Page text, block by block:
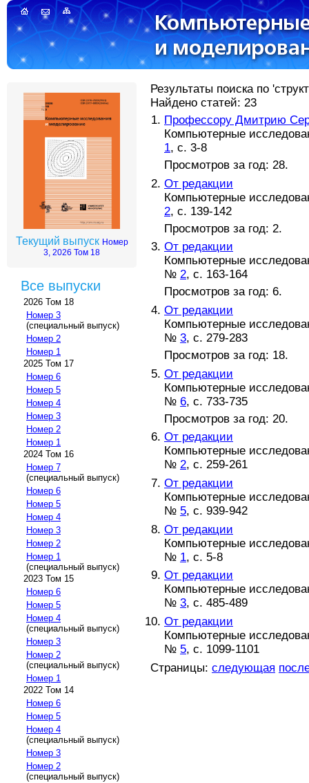
Текущий выпуск Номер
3, 2026 Том 18
Все выпуски
2026 Том 18
Номер 3
(специальный выпуск)
Номер 2
Номер 1
2025 Том 17
Номер 6
Номер 5
Номер 4
Номер 3
Номер 2
Номер 1
2024 Том 16
Номер 7
(специальный выпуск)
Номер 6
Номер 5
Номер 4
Номер 3
Номер 2
Номер 1
(специальный выпуск)
2023 Том 15
Номер 6
Номер 5
Номер 4
(специальный выпуск)
Номер 3
Номер 2
(специальный выпуск)
Номер 1
2022 Том 14
Номер 6
Номер 5
Номер 4
(специальный выпуск)
Номер 3
Номер 2
(специальный выпуск)
Результаты поиска по
Найдено статей: 23
Профессору Дмитрию
Компьютерные
1, с. 3-8
Просмотров за год: 28.
От редакции
Компьютерные
2, с. 139-142
Просмотров за год: 2.
От редакции
Компьютерные
№ 2, с. 163-164
Просмотров за год: 6.
От редакции
Компьютерные
№ 3, с. 279-283
Просмотров за год: 18.
От редакции
Компьютерные
№ 6, с. 733-735
Просмотров за год: 20.
От редакции
Компьютерные
№ 2, с. 259-261
От редакции
Компьютерные
№ 5, с. 939-942
От редакции
Компьютерные
№ 1, с. 5-8
От редакции
Компьютерные
№ 3, с. 485-489
От редакции
Компьютерные
№ 5, с. 1099-1101
Страницы: следующая